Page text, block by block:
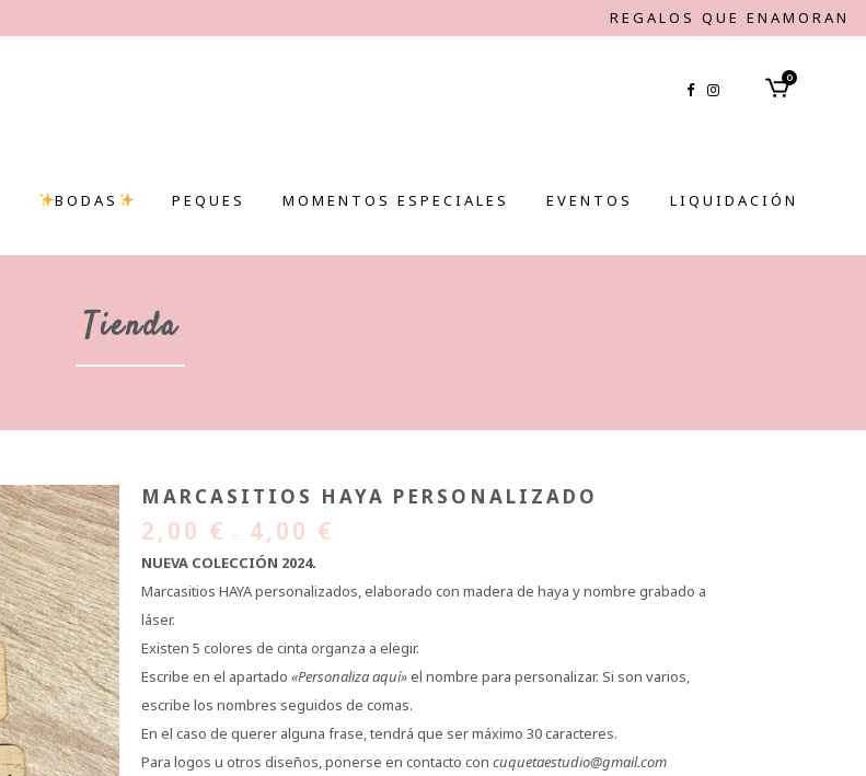
REGALOS QUE ENAMORAN
0
BODAS PEQUES MOMENTOS ESPECIALES EVENTOS LIQUIDACIÓN
Tienda
MARCASITIOS HAYA PERSONALIZADO
2,00 € – 4,00 €
NUEVA COLECCIÓN 2024.
Marcasitios HAYA personalizados, elaborado con madera de haya y nombre grabado a
láser.
Existen 5 colores de cinta organza a elegir.
Escribe en el apartado «Personaliza aquí»el nombre para personalizar. Si son varios,
escribe los nombres seguidos de comas.
En el caso de querer alguna frase, tendrá que ser máximo 30 caracteres.
Para logos u otros diseños, ponerse en contacto con cuquetaestudio@gmail.com